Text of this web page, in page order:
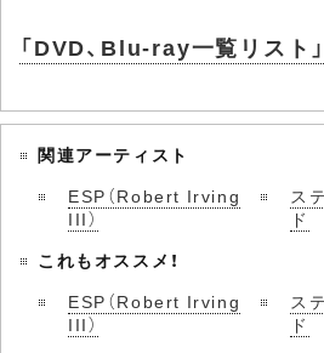
「DVD、Blu-ray一覧リスト
関連アーティスト
ESP（Robert Irving
III）
ス
ド
これもオススメ！
ESP（Robert Irving
III）
ス
ド